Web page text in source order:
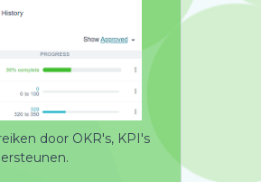
door OKR's, KPI's